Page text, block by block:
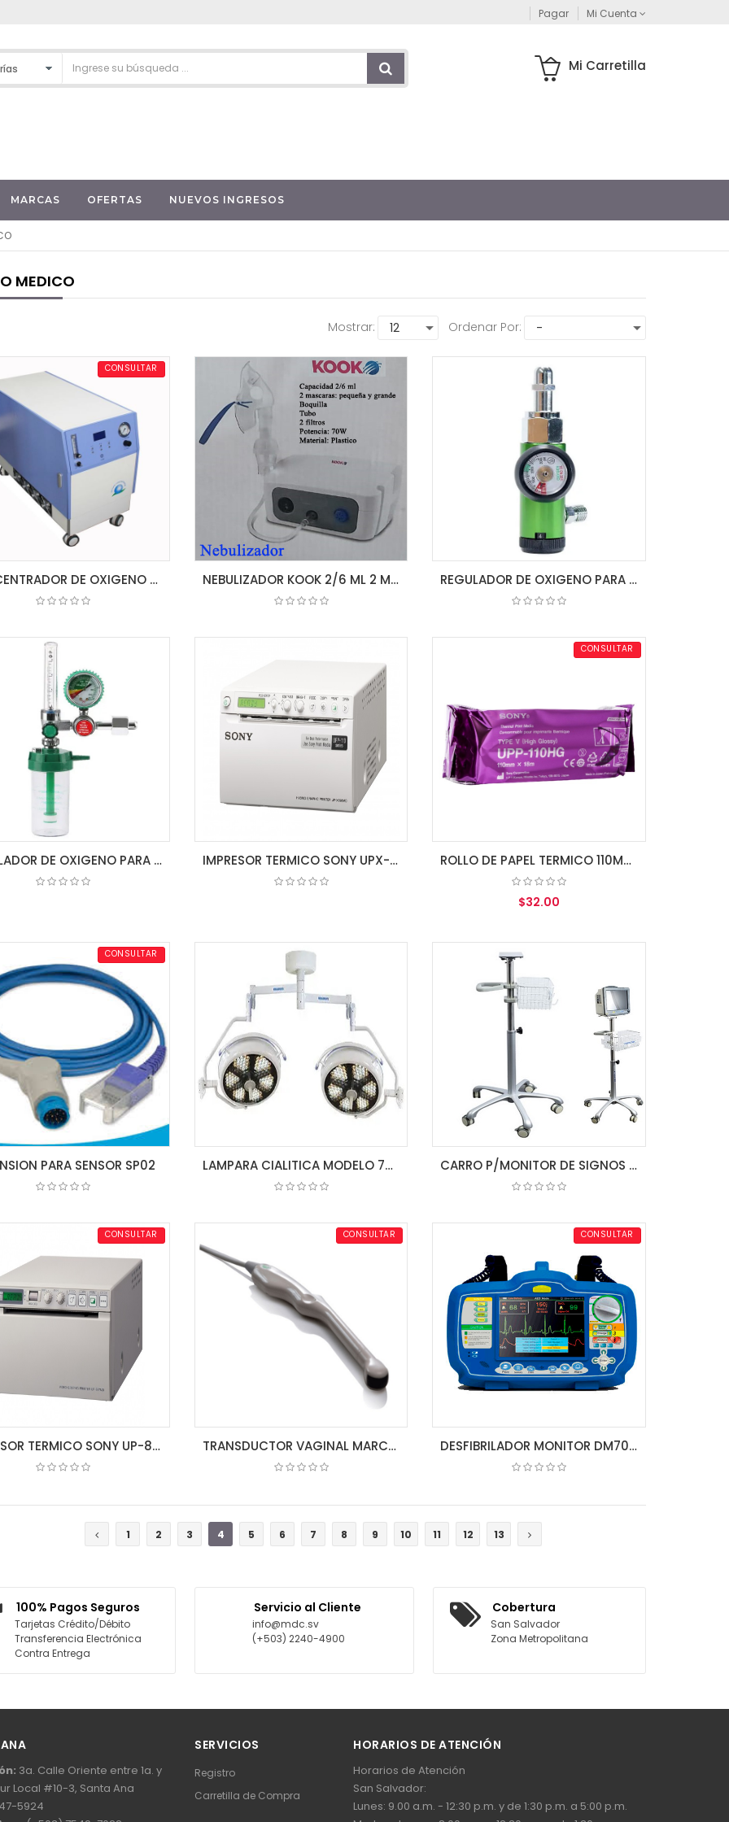
Pagar Mi Cuenta
Mi Carretilla
MARCAS OFERTAS NUEVOS INGRESOS
MEDICO
Ordenar Por:
Mostrar:
CONSULTAR
CONCENTRADOR DE OXIGENO 20L JAY-20 LONGFIAN
COTIZAR
NEBULIZADOR KOOK 2/6 ML 2 MASCARAS REGULADOR DE OXIGENO PARA TANQUE PEQUEÑO
REGULADOR DE OXIGENO PARA TANQUE GRANDE IMPRESOR TERMICO SONY UPX-898MD
CONSULTAR
ROLLO DE PAPEL TERMICO 110MM TIPO V SONY UPP110HG
$32.00
AGREGAR AL CARRITO
CONSULTAR
PARA SENSOR SP02 LAMPARA CIALITICA MODELO 700/700 LED CARRO P/MONITOR DE SIGNOS VITALES MK-IS07 MEDIK
CONSULTAR
IMPRESOR TERMICO SONY UP-897MD RF (USB)
CONSULTAR
TRANSDUCTOR VAGINAL MARCA CHISON
CONSULTAR
DESFIBRILADOR MONITOR DM7000
1
2 3 4 5 6 7 8 9 10 11 12 13
100% Pagos Seguros
Tarjetas Crédito/Débito
Transferencia Electrónica
Contra Entrega
Servicio al Cliente
info@mdc.sv
(+503) 2240-4900
Cobertura
San Salvador
Zona Metropolitana
3a. Calle Oriente entre 1a. y
Local #10-3, Santa Ana
5924
SERVICIOS
Registro
Carretilla de Compra
HORARIOS DE ATENCIÓN
Horarios de Atención
San Salvador:
Lunes: 9.00 a.m. - 12:30 p.m. y de 1:30 p.m. a 5:00 p.m.